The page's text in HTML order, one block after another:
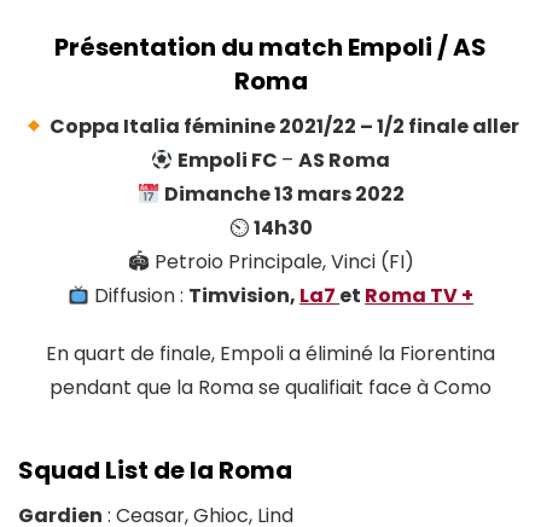
Présentation du match Empoli / AS
Roma
Coppa Italia féminine 2021/22 – 1/2 finale aller
Empoli FC –AS Roma
Dimanche 13 mars 2022
⏲14h30
🏟 Petroio Principale, Vinci (FI)
Diffusion : Timvision, La7 et Roma TV +
En quart de finale, Empoli a éliminé la Fiorentina
pendant que la Roma se qualifiait face à Como
Squad List de la Roma
Gardien : Ceasar, Ghioc, Lind